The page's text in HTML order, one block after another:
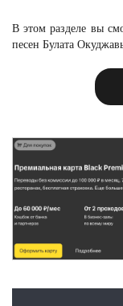
В этом разделе вы
песен Булата